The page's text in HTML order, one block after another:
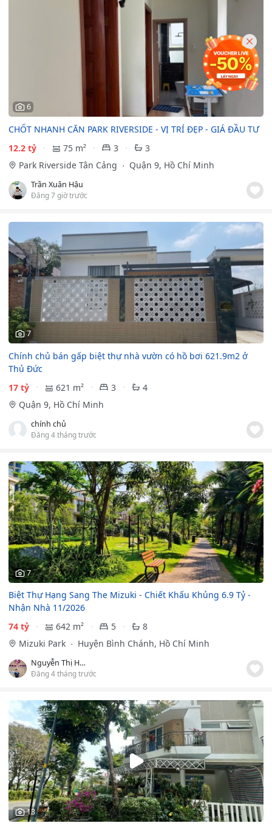
6
CHỐT NHANH CĂN PARK RIVERSIDE - VỊ TRÍ ĐẸP - GIÁ ĐẦU TƯ
12.2 tỷ
75 m² 3
3
Park Riverside Tân Cảng
Quận 9, Hồ Chí Minh
Trần Xuân Hậu
Đăng 7 giờ trước
7
Chính chủ bán gấp biệt thự nhà vườn có hồ bơi 621.9m2 ở
Thủ Đức
17 tỷ
621 m² 3
4
Quận 9, Hồ Chí Minh
chính chủ
Đăng 4 tháng trước
7
Biệt Thự Hạng Sang The Mizuki - Chiết Khấu Khủng 6.9 Tỷ -
Nhận Nhà 11/2026
74 tỷ
642 m² 5
8
Mizuki Park
Huyện Bình Chánh, Hồ Chí Minh
Nguyễn Thị Hiếu
Đăng 4 tháng trước
13